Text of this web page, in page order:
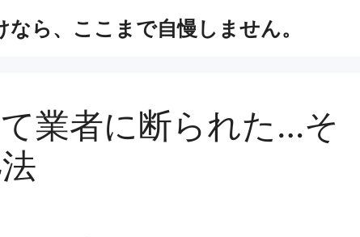
ら、ここまで自慢しません。
業者に断られた…そ